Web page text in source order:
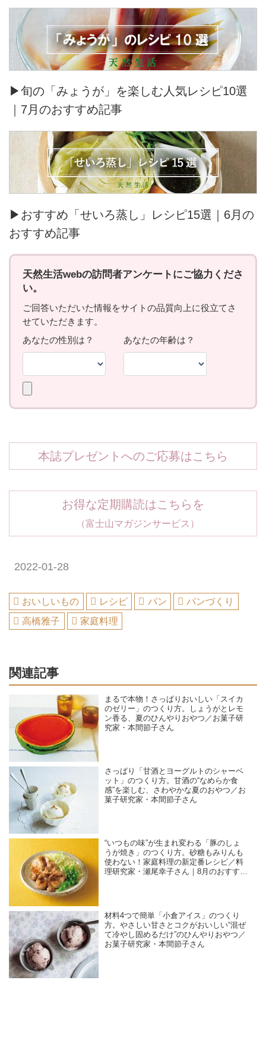
▶旬の「みょうが」を楽しむ人気レシピ10選
｜7月のおすすめ記事
▶おすすめ「せいろ蒸し」レシピ15選｜6月の
おすすめ記事
本誌プレゼントへのご応募はこちら
お得な定期購読はこちらを
（富士山マガジンサービス）
2022-01-28
おいしいもの レシピ パン
パンづくり
高橋雅子
家庭料理
関連記事
まるで本物！さっぱりおいしい「スイカ
のゼリー」のつくり方。しょうがとレモ
ン香る、夏のひんやりおやつ／お菓子研
究家・本間節子さん
さっぱり「甘酒とヨーグルトのシャーベ
ット」のつくり方。甘酒の“なめらか食
感”を楽しむ、さわやかな夏のおやつ／お
菓子研究家・本間節子さん
“いつもの味”が生まれ変わる「豚のしょ
うが焼き」のつくり方。砂糖もみりんも
使わない！家庭料理の新定番レシピ／料
理研究家・瀬尾幸子さん｜8月のおすすめ
材料4つで簡単「小倉アイス」のつくり
方。やさしい甘さとコクがおいしい“混ぜ
て冷やし固めるだけ”のひんやりおやつ／
お菓子研究家・本間節子さん